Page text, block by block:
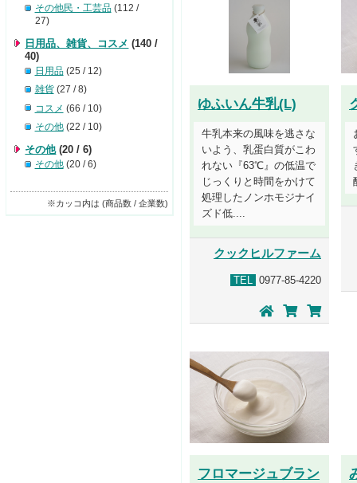
ゆふいん牛乳(L)
牛乳本来の風味を逃さな
いよう、乳蛋白質がこわ
れない『63℃』の低温で
じっくりと時間をかけて
処理したノンホモジナイ
ズド低....
クックヒルファーム
TEL 0977-85-4220
フロマージュブラン
その他民・工芸品(112 /
27)
日用品、雑貨、コスメ (140 /
40)
日用品(25 / 12)
雑貨(27 / 8)
コスメ (66 / 10)
その他(22 / 10)
その他(20 / 6)
その他(20 / 6)
※カッコ内は (商品数 / 企業数)